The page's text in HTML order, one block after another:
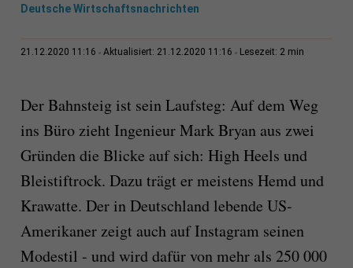
Deutsche Wirtschaftsnachrichten
21.12.2020 11:16 Aktualisiert: 21.12.2020 11:16 Lesezeit: 2 min
Der Bahnsteig ist sein Laufsteg: Auf dem Weg
ins Büro zieht Ingenieur Mark Bryan aus zwei
Gründen die Blicke auf sich: High Heels und
Bleistiftrock. Dazu trägt er meistens Hemd und
Krawatte. Der in Deutschland lebende US-
Amerikaner zeigt auch auf Instagram seinen
Modestil - und wird dafür von mehr als 250 000